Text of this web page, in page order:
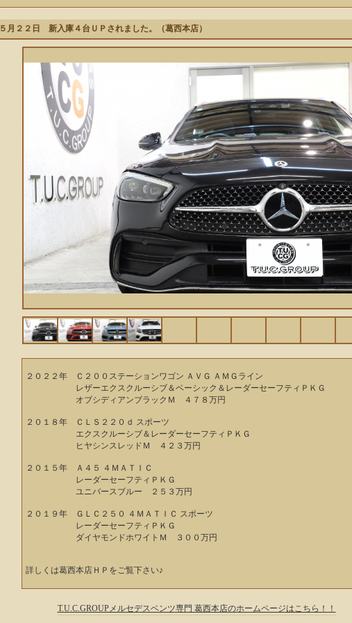
５月２２日 新入庫４台ＵＰされました。（葛西本店）
２０２２年 Ｃ２００ステーションワゴン ＡＶＧ ＡＭＧライン
レザーエクスクルーシブ＆ベーシック＆レーダーセーフティＰＫＧ
オブシディアンブラックＭ ４７８万円
２０１８年 ＣＬＳ２２０ｄ スポーツ
エクスクルーシブ＆レーダーセーフティＰＫＧ
ヒヤシンスレッドＭ ４２３万円
２０１５年 Ａ４５ ４ＭＡＴＩＣ
レーダーセーフティＰＫＧ
ユニバースブルー ２５３万円
２０１９年 ＧＬＣ２５０ ４ＭＡＴＩＣ スポーツ
レーダーセーフティＰＫＧ
ダイヤモンドホワイトＭ ３００万円
詳しくは葛西本店ＨＰをご覧下さい♪
T.U.C.GROUPメルセデスベンツ専門 葛西本店のホームページはこちら！！